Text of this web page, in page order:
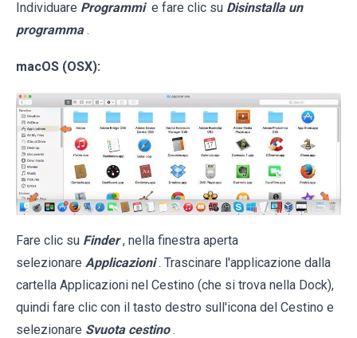
Individuare Programmi e fare clic su Disinstalla un
programma .
macOS (OSX):
Fare clic su Finder , nella finestra aperta
selezionare Applicazioni . Trascinare l'applicazione dalla
cartella Applicazioni nel Cestino (che si trova nella Dock),
quindi fare clic con il tasto destro sull'icona del Cestino e
selezionare Svuota cestino .